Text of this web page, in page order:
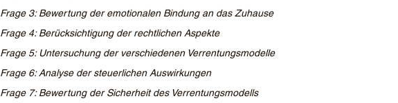
Frage 3: Bewertung der emotionalen Bindung an das Zuhause
Frage 4: Berücksichtigung der rechtlichen Aspekte
Frage 5: Untersuchung der verschiedenen Verrentungsmodelle
Frage 6: Analyse der steuerlichen Auswirkungen
Frage 7: Bewertung der Sicherheit des Verrentungsmodells